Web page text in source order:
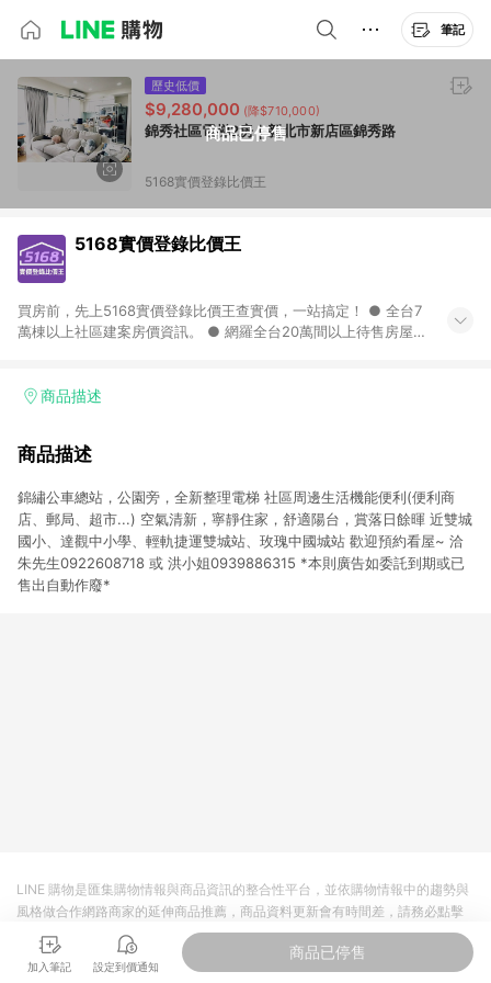
筆記
商品已停售
歷史低價
$9,280,000 (降$710,000)
錦秀社區電梯2房｜新北市新店區錦秀路
5168實價登錄比價王
5168實價登錄比價王
買房前，先上5168實價登錄比價王查實價，一站搞定！ ● 全台7
萬棟以上社區建案房價資訊。 ● 網羅全台20萬間以上待售房屋，
器人，24小時在線查。
商品描述
商品描述
錦繡公車總站，公園旁，全新整理電梯 社區周邊生活機能便利(便利商
店、郵局、超市...) 空氣清新，寧靜住家，舒適陽台，賞落日餘暉 近雙城
國小、達觀中小學、輕軌捷運雙城站、玫瑰中國城站 歡迎預約看屋~ 洽
朱先生0922608718 或 洪小姐0939886315 *本則廣告如委託到期或已
售出自動作廢*
加入筆記 設定到價通知
商品已停售
LINE 購物是匯集購物情報與商品資訊的整合性平台，並依購物情報中的趨勢與
風格做合作網路商家的延伸商品推薦，商品資料更新會有時間差，請務必點擊
商品至各合作網路商家，確認現售價與購物條件，一切資訊以合作廠商網頁為
準。